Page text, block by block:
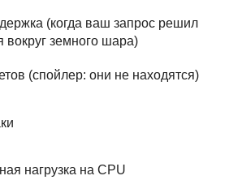
(когда ваш запрос решил
вокруг земного шара)
(спойлер: они не находятся)
нагрузка на CPU